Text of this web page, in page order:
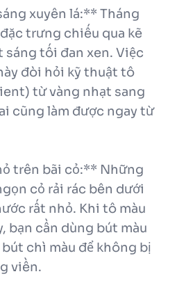
xuyên lá:** Tháng
trưng chiếu qua kẽ
sáng tối đan xen. Việc
đòi hỏi kỹ thuật tô
từ vàng nhạt sang
cũng làm được ngay từ
trên bãi cỏ:** Những
cỏ rải rác bên dưới
rất nhỏ. Khi tô màu
bạn cần dùng bút màu
chì màu để không bị
viền.